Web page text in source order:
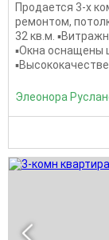
Продается 3-x
ремонтoм,
32 кв.м.
▪️Окна оснащены
Элеонора